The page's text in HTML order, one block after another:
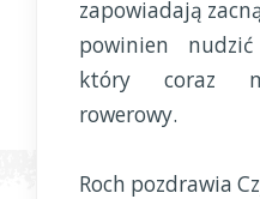
zapowiadają
powinien
który coraz
rowerowy.
Roch pozdrawia